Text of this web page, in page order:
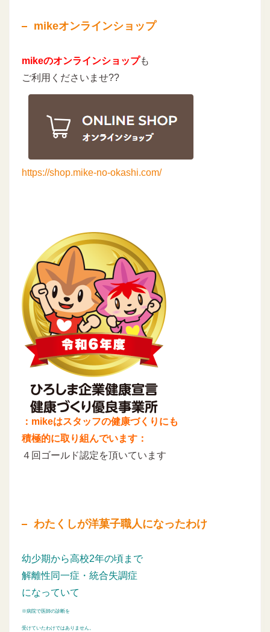
mikeオンラインショップ
mikeのオンラインショップも
ご利用くださいませ??
https://shop.mike-no-okashi.com/
：mikeはスタッフの健康づくりにも
積極的に取り組んでいます：
４回ゴールド認定を頂いています
わたくしが洋菓子職人になったわけ
幼少期から高校2年の頃まで
解離性同一症・統合失調症
になっていて
※病院で医師の診断を
受けていたわけではありません。